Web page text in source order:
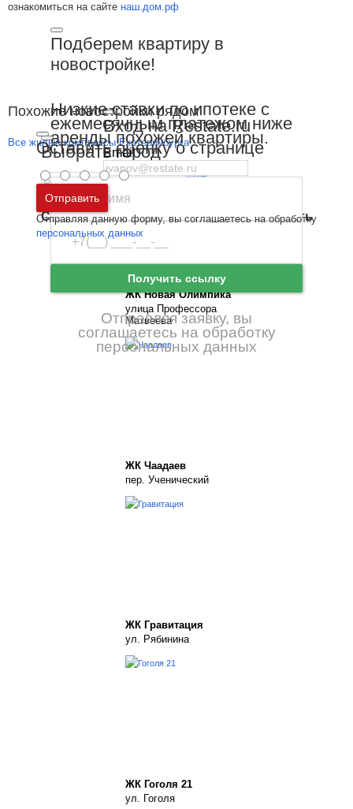
Выбрать город
Москва и
Московская область
Санкт-Петербург иЛенинградская область
Вход на Restate.ru
Email
Пароль
Войти Забыли пароль
Ещё нет аккаунта?
Зарегистрироваться
ознакомиться на сайте наш.дом.рф
Похожие новостройки рядом
Все жилые комплексы Екатеринбурга
ЖК Новая Олимпика
улица Профессора
Матвеева
ЖК Чаадаев
пер. Ученический
ЖК Гравитация
ул. Рябинина
ЖК Гоголя 21
ул. Гоголя
Подберем квартиру в
новостройке!
Низкие ставки по ипотеке с
ежемесячным платежом ниже
аренды похожей квартиры.
Получить ссылку
Отправляя заявку, вы
соглашаетесь на обработку
персональных данных
Оставить оценку о странице
Отправить
Отправляя данную форму, вы соглашаетесь на обработку
персональных данных